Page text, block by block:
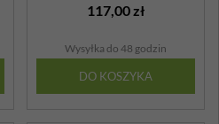
117,00 zł
Wysyłka do 48 godzin
DO KOSZYKA